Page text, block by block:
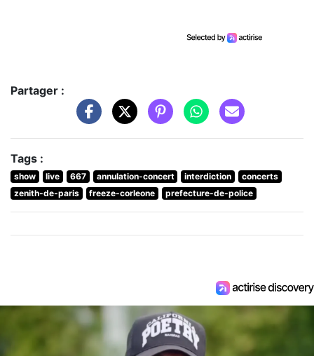
Partager :
Tags :
show live 667 annulation-concert interdiction
concerts
zenith-de-paris
freeze-corleone prefecture-de-police